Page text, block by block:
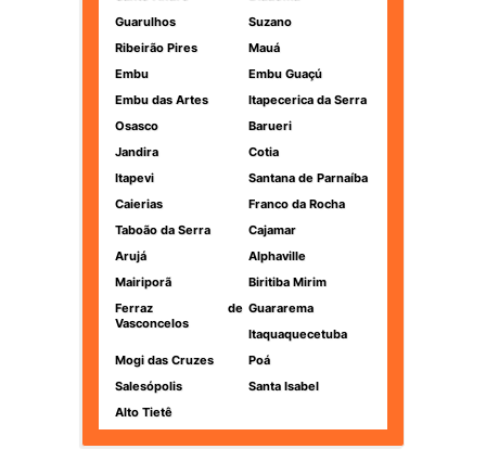
Guarulhos
Suzano
Ribeirão Pires
Mauá
Embu
Embu Guaçú
Embu das Artes
Itapecerica da Serra
Osasco
Barueri
Jandira
Cotia
Itapevi
Santana de Parnaíba
Caierias
Franco da Rocha
Taboão da Serra
Cajamar
Arujá
Alphaville
Mairiporã
Biritiba Mirim
Ferraz de
Vasconcelos
Guararema
Itaquaquecetuba
Mogi das Cruzes
Poá
Salesópolis
Santa Isabel
Alto Tietê